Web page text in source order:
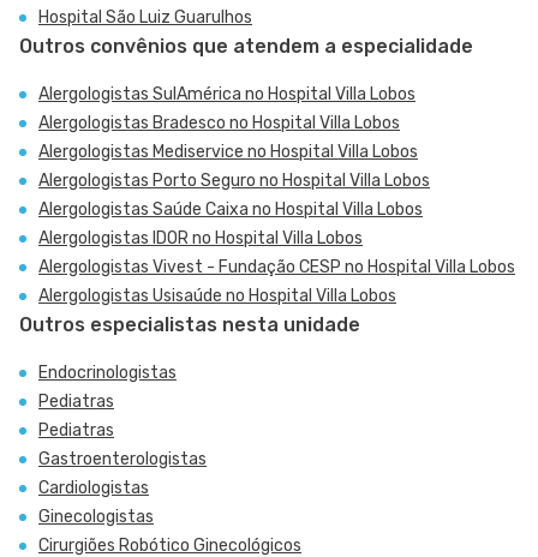
Hospital São Luiz Guarulhos
Outros convênios que atendem a especialidade
Alergologistas SulAmérica no Hospital Villa Lobos
Alergologistas Bradesco no Hospital Villa Lobos
Alergologistas Mediservice no Hospital Villa Lobos
Alergologistas Porto Seguro no Hospital Villa Lobos
Alergologistas Saúde Caixa no Hospital Villa Lobos
Alergologistas IDOR no Hospital Villa Lobos
Alergologistas Vivest - Fundação CESP no Hospital Villa Lobos
Alergologistas Usisaúde no Hospital Villa Lobos
Outros especialistas nesta unidade
Endocrinologistas
Pediatras
Pediatras
Gastroenterologistas
Cardiologistas
Ginecologistas
Cirurgiões Robótico Ginecológicos